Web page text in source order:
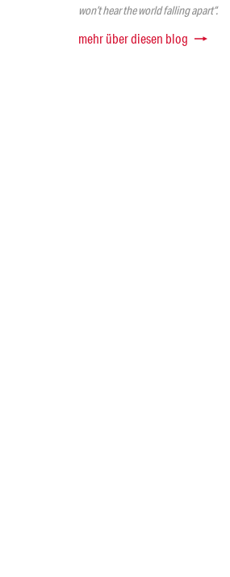
won’t hear the world falling apart“.
mehr über diesen blog